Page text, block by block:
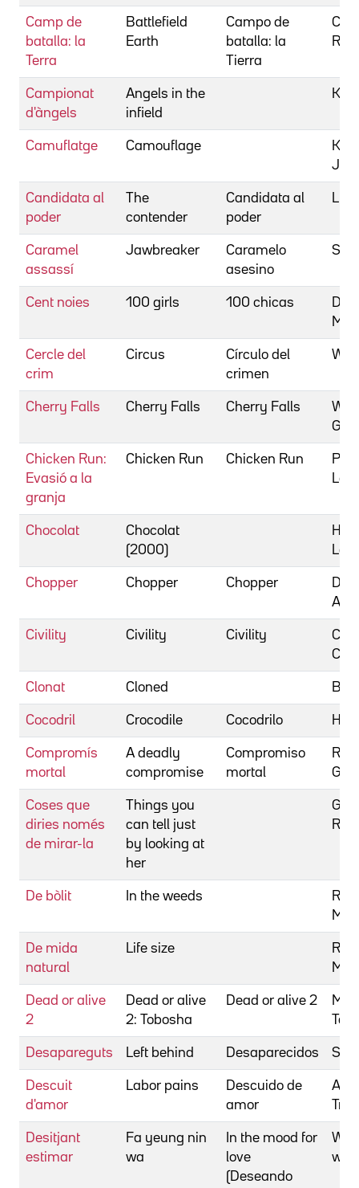
Camp de
batalla: la
Terra
Battlefield
Earth
Campo de
batalla: la
Tierra
Campionat
d'àngels
Angels in the
infield
Camuflatge Camouflage
Candidata al
poder
The
contender
Candidata al
poder
Caramel
assassí
Jawbreaker
Caramelo
asesino
Cent noies 100 girls 100 chicas
Cercle del
crim
Circus
Círculo del
crimen
Cherry Falls Cherry Falls Cherry Falls
Chicken Run:
Evasió a la
granja
Chicken Run Chicken Run
Chocolat
Chocolat
(2000)
Chopper Chopper Chopper
Civility Civility Civility
Clonat Cloned
Cocodril Crocodile Cocodrilo
Compromís
mortal
A deadly
compromise
Compromiso
mortal
Coses que
diries només
de mirar-la
Things you
can tell just
by looking at
her
De bòlit In the weeds
De mida
natural
Life size
Dead or alive
2
Dead or alive
2: Tobosha
Dead or alive 2
Desapareguts Left behind Desaparecidos
Descuit
d'amor
Labor pains
Descuido de
amor
Desitjant
estimar
Fa yeung nin
wa
In the mood for
love
(Deseando
wai